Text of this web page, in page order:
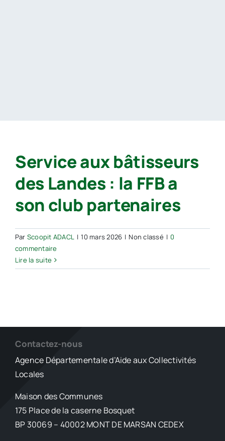
Service aux bâtisseurs
des Landes : la FFB a
son club partenaires
Par Scoopit ADACL | 10 mars 2026 | Non classé | 0
commentaire
Lire la suite
Contactez-nous
Agence Départementale d’Aide aux Collectivités
Locales
Maison des Communes
175 Place de la caserne Bosquet
BP 30069 – 40002 MONT DE MARSAN CEDEX